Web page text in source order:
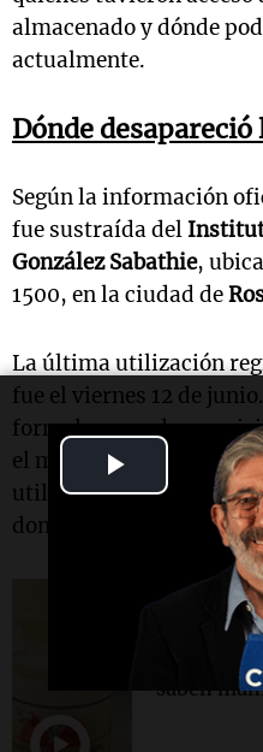
Video
almacenado y dónde
actualmente.
Dónde desapareció
Según la información
fue sustraída del
González Sabathie,
1500, en la ciudad de
La última utilización
fue el viernes 12 de
formal por su
el martes, cuando el
utilizarlo y comprobó
donde debía permanecer
Siempre
Cápsula
que estar
saben